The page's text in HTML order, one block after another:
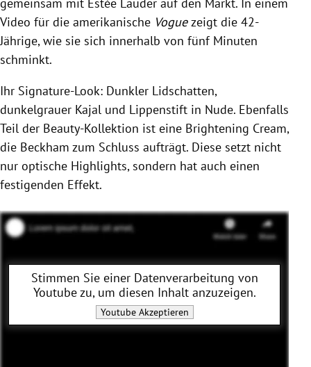
Video für die amerikanische Voguezeigt die 42-
Jährige, wie sie sich innerhalb von fünf Minuten
schminkt.
Ihr Signature-Look: Dunkler Lidschatten,
dunkelgrauer Kajal und Lippenstift in Nude. Ebenfalls
Teil der Beauty-Kollektion ist eine Brightening Cream,
die Beckham zum Schluss aufträgt. Diese setzt nicht
nur optische Highlights, sondern hat auch einen
festigenden Effekt.
Stimmen Sie einer Datenverarbeitung von
Youtubezu, um diesen Inhalt anzuzeigen.
YoutubeAkzeptieren